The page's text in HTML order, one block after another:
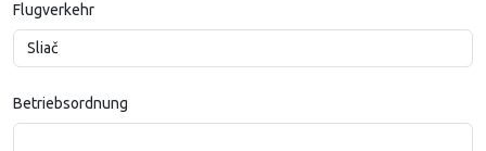
Flugverkehr
Betriebsordnung